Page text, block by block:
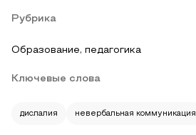
Рубрика
Образование, педагогика
Ключевые слова
дислалия невербальная коммуникация